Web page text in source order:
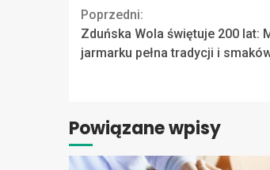
Continue
Reading
Poprzedni:
Zduńska Wola świętuje 200 lat:
jarmarku pełna tradycji i
Powiązane wpisy